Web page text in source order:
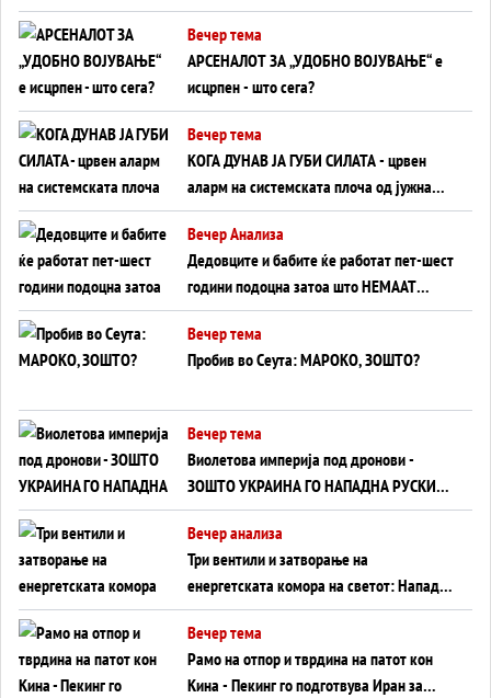
БЕЗ ФРОНТ
Вечер тема
АРСЕНАЛОТ ЗА „УДОБНО ВОЈУВАЊЕ“ е
исцрпен - што сега?
Вечер тема
КОГА ДУНАВ ЈА ГУБИ СИЛАТА - црвен
аларм на системската плоча од јужна
Германија до Црното Море...
Вечер Анализа
Дедовците и бабите ќе работат пет-шест
години подоцна затоа што НЕМААТ
ВНУЦИ ДА ГИ ЗАМЕНАТ
Вечер тема
Пробив во Сеута: МАРОКО, ЗОШТО?
Вечер тема
Виолетова империја под дронови -
ЗОШТО УКРАИНА ГО НАПАДНА РУСКИОТ
WILDBERRIES
Вечер анализа
Три вентили и затворање на
енергетската комора на светот: Нападот
во Суец најавува глобален енергетски
инфаркт?
Вечер тема
Рамо на отпор и тврдина на патот кон
Кина - Пекинг го подготвува Иран за